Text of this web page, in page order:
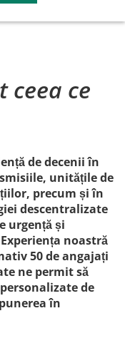
ceea ce
de decenii în
unitățile de
precum și în
descentralizate
urgență și
noastră
50 de angajați
ne permit să
de
în